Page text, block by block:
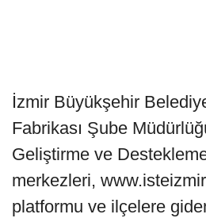
İzmir Büyükşehir
Fabrikası Şube
Geliştirme ve
merkezleri,
platformu ve ilçelere